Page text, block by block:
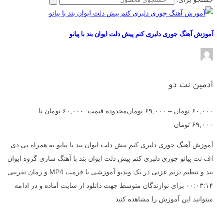
آموزش آهنگ جوری دلبری کنم پیش دلت ایوان بند با پیانو
ادمین نت دو
۶۰,۰۰۰ تومان – ۶۹,۰۰۰ تومان
محدوده قیمت: ۶۰,۰۰۰ تومان تا
۶۹,۰۰۰ تومان
آموزش آهنگ جوری دلبری کنم پیش دلت ایوان بند با پیانو به همراه پی دی
اف نت پیانو جوری دلبری کنم پیش دلت ایوان بند با آهنگ سازی گروه ایوان
بند و تنظیم ترنم عزتی در یک ویدیو آموزشی با فرمت MP4 و زمان تقریبی
۰۰:۰۳:۱۴ برای نوازندگان متوسط جهت دانلود از سایت آماده و در ادامه
میتوانید این آموزش را مشاهده کنید